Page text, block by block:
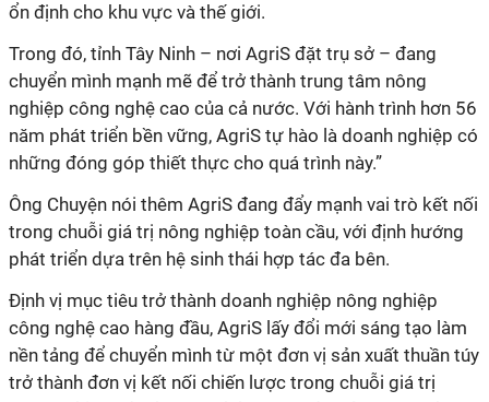
ổn định cho khu vực và thế giới.
Trong đó, tỉnh Tây Ninh – nơi AgriS đặt trụ sở – đang
chuyển mình mạnh mẽ để trở thành trung tâm nông
nghiệp công nghệ cao của cả nước. Với hành trình hơn 56
năm phát triển bền vững, AgriS tự hào là doanh nghiệp có
những đóng góp thiết thực cho quá trình này.”
Ông Chuyện nói thêm AgriS đang đẩy mạnh vai trò kết nối
trong chuỗi giá trị nông nghiệp toàn cầu, với định hướng
phát triển dựa trên hệ sinh thái hợp tác đa bên.
Định vị mục tiêu trở thành doanh nghiệp nông nghiệp
công nghệ cao hàng đầu, AgriS lấy đổi mới sáng tạo làm
nền tảng để chuyển mình từ một đơn vị sản xuất thuần túy
trở thành đơn vị kết nối chiến lược trong chuỗi giá trị